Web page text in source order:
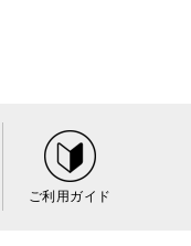
ご利用ガイド